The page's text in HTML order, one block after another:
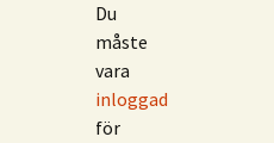
Du
måste
vara
inloggad
för